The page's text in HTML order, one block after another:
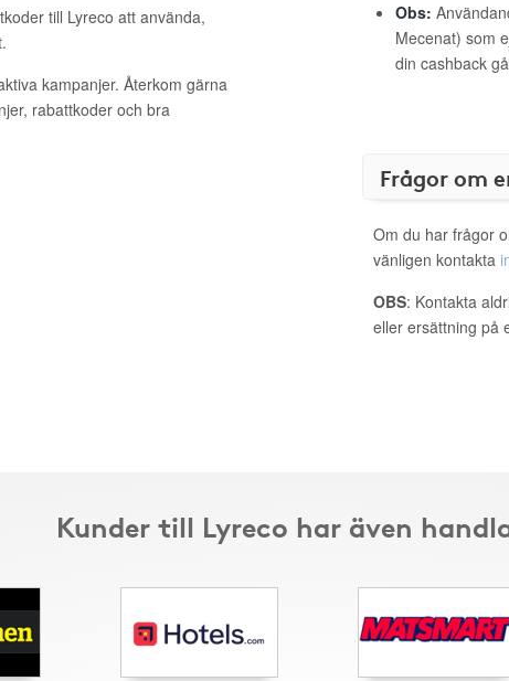
till Lyreco att använda,
kampanjer. Återkom gärna
rabattkoder och bra
Obs:
Mecenat) som
din cashback
Frågor om
Om du har frågor
vänligen kontakta
OBS: Kontakta
eller ersättning på
Kunder till Lyreco har även